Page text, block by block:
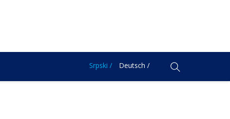
Srpski / Deutsch /